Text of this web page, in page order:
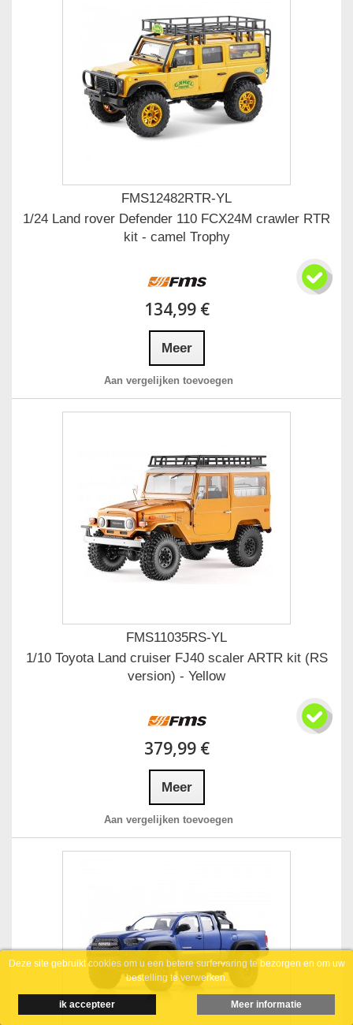
Deze site gebruikt cookies om u een betere surfervaring te bezorgen en om uw
bestelling te verwerken.
ik accepteer Meer informatie
FMS12482RTR-YL
1/24 Land rover Defender 110 FCX24M crawler RTR
kit - camel Trophy
134,99 €
Meer
Aan vergelijken toevoegen
FMS11035RS-YL
1/10 Toyota Land cruiser FJ40 scaler ARTR kit (RS
version) - Yellow
379,99 €
Meer
Aan vergelijken toevoegen